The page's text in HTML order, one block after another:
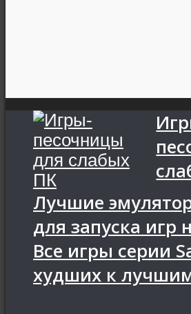
Лучшие
для запуска игр
Все игры серии
худших к